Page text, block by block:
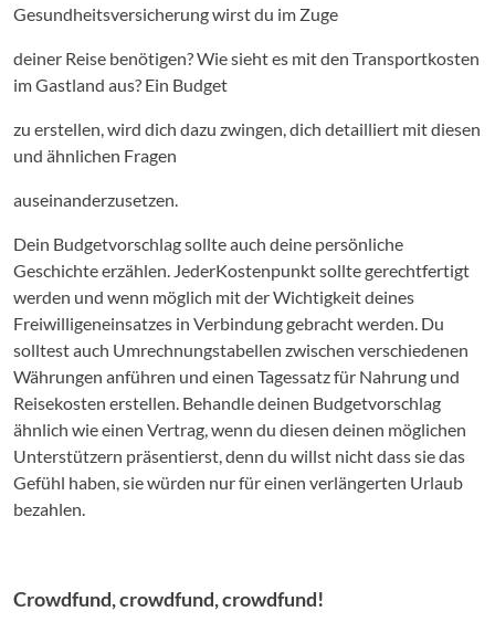
Gesundheitsversicherung wirst du im Zuge
deiner Reise benötigen? Wie sieht es mit den Transportkosten
im Gastland aus? Ein Budget
zu erstellen, wird dich dazu zwingen, dich detailliert mit diesen
und ähnlichen Fragen
auseinanderzusetzen.
Dein Budgetvorschlag sollte auch deine persönliche
Geschichte erzählen. JederKostenpunkt sollte gerechtfertigt
werden und wenn möglich mit der Wichtigkeit deines
Freiwilligeneinsatzes in Verbindung gebracht werden. Du
solltest auch Umrechnungstabellen zwischen verschiedenen
Währungen anführen und einen Tagessatz für Nahrung und
Reisekosten erstellen. Behandle deinen Budgetvorschlag
ähnlich wie einen Vertrag, wenn du diesen deinen möglichen
Unterstützern präsentierst, denn du willst nicht dass sie das
Gefühl haben, sie würden nur für einen verlängerten Urlaub
bezahlen.
Crowdfund, crowdfund, crowdfund!